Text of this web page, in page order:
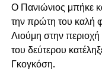
Ο Πανιώνιος μπήκε
την πρώτη του καλή
Λιούμη στην
του δεύτερου
Γκογκόση.